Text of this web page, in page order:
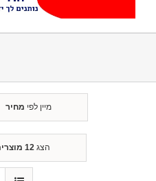
מיין לפי מחיר
הצג 12 מוצרים